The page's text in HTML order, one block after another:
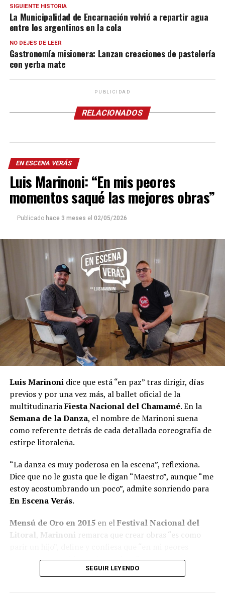
SIGUIENTE HISTORIA
La Municipalidad de Encarnación volvió a repartir agua
entre los argentinos en la cola
NO DEJES DE LEER
Gastronomía misionera: Lanzan creaciones de pastelería
con yerba mate
PUBLICIDAD
RELACIONADOS
EN ESCENA VERÁS
Luis Marinoni: “En mis peores
momentos saqué las mejores obras”
Publicado hace 3 meses el 02/05/2026
Luis Marinonidice que está “en paz” tras dirigir, días
previos y por una vez más, al ballet oficial de la
multitudinariaFiesta Nacional del Chamamé. En la
Semana de la Danza, el nombre de Marinoni suena
como referente detrás de cada detallada coreografía de
estirpe litoraleña.
“La danza es muy poderosa en la escena”, reflexiona.
Dice que no le gusta que le digan “Maestro”, aunque “me
estoy acostumbrando un poco”, admite sonriendo para
En Escena Verás.
Mensú de Oro en 2015en elFestival Nacional del
Litoral Marinoni remarca que crear obras “es como
momentos saqué las mejores obras”.
A pesar de quedar seleccionadoentre 600 personas
para integrar el Ballet Folklórico Nacionalal mando
SEGUIR LEYENDO